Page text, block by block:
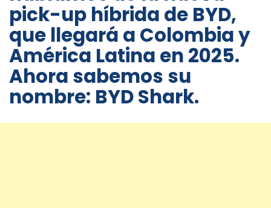
pick-up híbrida de BYD,
que llegará a Colombia y
América Latina en 2025.
Ahora sabemos su
nombre: BYD Shark.